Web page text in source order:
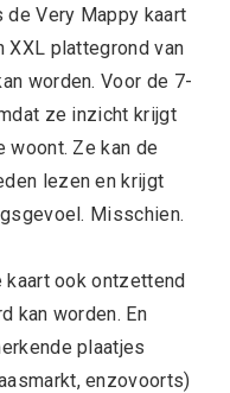
de Very Mappy kaart
XXL plattegrond van
worden. Voor de 7-
ze inzicht krijgt
woont. Ze kan de
lezen en krijgt
Misschien.
ook ontzettend
kan worden. En
plaatjes
enzovoorts)